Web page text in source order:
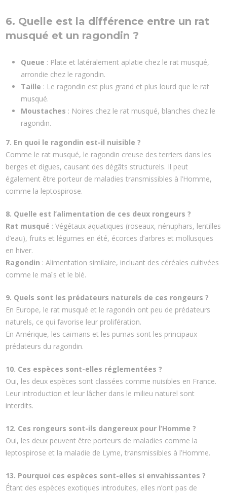
6. Quelle est la différence entre un rat
musqué et un ragondin ?
Queue : Plate et latéralement aplatie chez le rat musqué,
arrondie chez le ragondin.
Taille : Le ragondin est plus grand et plus lourd que le rat
musqué.
Moustaches : Noires chez le rat musqué, blanches chez le
ragondin.
7. En quoi le ragondin est-il nuisible ?
Comme le rat musqué, le ragondin creuse des terriers dans les
berges et digues, causant des dégâts structurels. Il peut
également être porteur de maladies transmissibles à l’Homme,
comme la leptospirose.
8. Quelle est l’alimentation de ces deux rongeurs ?
Rat musqué : Végétaux aquatiques (roseaux, nénuphars, lentilles
d’eau), fruits et légumes en été, écorces d’arbres et mollusques
en hiver.
Ragondin : Alimentation similaire, incluant des céréales cultivées
comme le maïs et le blé.
9. Quels sont les prédateurs naturels de ces rongeurs ?
En Europe, le rat musqué et le ragondin ont peu de prédateurs
naturels, ce qui favorise leur prolifération.
En Amérique, les caïmans et les pumas sont les principaux
prédateurs du ragondin.
10. Ces espèces sont-elles réglementées ?
Oui, les deux espèces sont classées comme nuisibles en France.
Leur introduction et leur lâcher dans le milieu naturel sont
interdits.
12. Ces rongeurs sont-ils dangereux pour l’Homme ?
Oui, les deux peuvent être porteurs de maladies comme la
leptospirose et la maladie de Lyme, transmissibles à l’Homme.
13. Pourquoi ces espèces sont-elles si envahissantes ?
Étant des espèces exotiques introduites, elles n’ont pas de